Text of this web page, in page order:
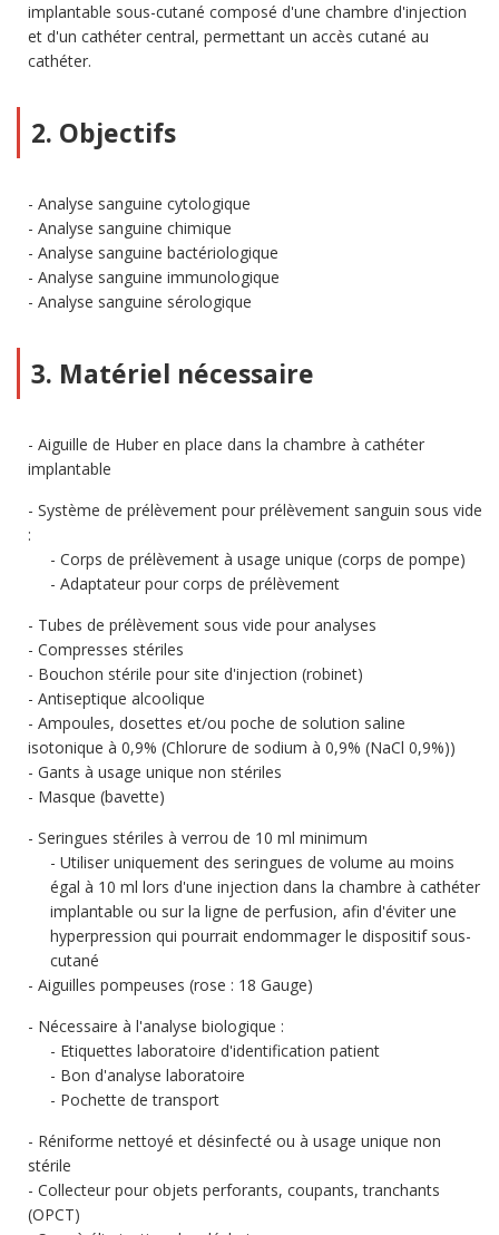
implantable sous-cutané composé d'une chambre d'injection
et d'un cathéter central, permettant un accès cutané au
cathéter.
2. Objectifs
Analyse sanguine cytologique
Analyse sanguine chimique
Analyse sanguine bactériologique
Analyse sanguine immunologique
Analyse sanguine sérologique
3. Matériel nécessaire
Aiguille de Huber en place dans la chambre à cathéter
implantable
Système de prélèvement pour prélèvement sanguin sous vide
:
Corps de prélèvement à usage unique (corps de pompe)
Adaptateur pour corps de prélèvement
Tubes de prélèvement sous vide pour analyses
Compresses stériles
Bouchon stérile pour site d'injection (robinet)
Antiseptique alcoolique
Ampoules, dosettes et/ou poche de solution saline
isotonique à 0,9% (Chlorure de sodium à 0,9% (NaCl 0,9%))
Gants à usage unique non stériles
Masque (bavette)
Seringues stériles à verrou de 10 ml minimum
Utiliser uniquement des seringues de volume au moins
égal à 10 ml lors d'une injection dans la chambre à cathéter
implantable ou sur la ligne de perfusion, afin d'éviter une
hyperpression qui pourrait endommager le dispositif sous-
cutané
Aiguilles pompeuses (rose : 18 Gauge)
Nécessaire à l'analyse biologique :
Etiquettes laboratoire d'identification patient
Bon d'analyse laboratoire
Pochette de transport
Réniforme nettoyé et désinfecté ou à usage unique non
stérile
Collecteur pour objets perforants, coupants, tranchants
(OPCT)